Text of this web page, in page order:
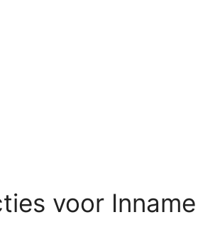
voor Inname